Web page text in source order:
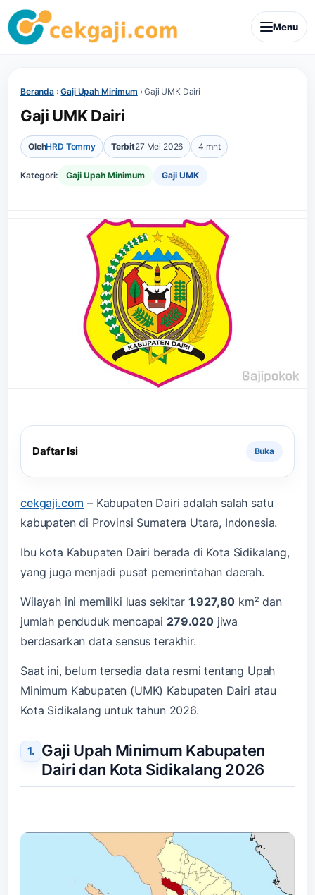
Menu
Beranda›Gaji Upah Minimum ›Gaji UMK Dairi
Gaji UMK Dairi
OlehHRD Tommy Terbit27 Mei 2026 4 mnt
Kategori: Gaji Upah Minimum Gaji UMK
Daftar Isi
cekgaji.com – Kabupaten Dairi adalah salah satu
kabupaten di Provinsi Sumatera Utara, Indonesia.
Ibu kota Kabupaten Dairi berada di Kota Sidikalang,
yang juga menjadi pusat pemerintahan daerah.
Wilayah ini memiliki luas sekitar 1.927,80 km² dan
jumlah penduduk mencapai 279.020jiwa
berdasarkan data sensus terakhir.
Saat ini, belum tersedia data resmi tentang Upah
Minimum Kabupaten (UMK) Kabupaten Dairi atau
Kota Sidikalang untuk tahun 2026.
Gaji Upah Minimum Kabupaten
Dairi dan Kota Sidikalang 2026